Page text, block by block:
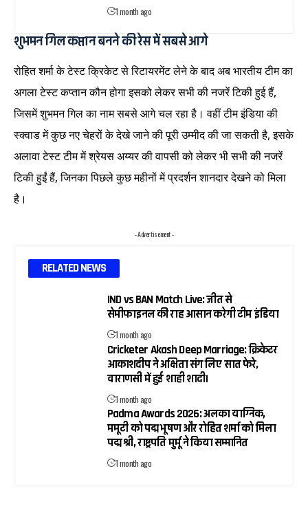
1 month ago
शुभमन गिल कप्तान बनने की रेस में सबसे आगे
रोहित शर्मा के टेस्ट क्रिकेट से रिटायरमेंट लेने के बाद अब भारतीय टीम का
अगला टेस्ट कप्तान कौन होगा इसको लेकर सभी की नजरें टिकी हुई हैं,
जिसमें शुभमन गिल का नाम सबसे आगे चल रहा है। वहीं टीम इंडिया की
स्क्वाड में कुछ नए चेहरों के देखे जाने की पूरी उम्मीद की जा सकती है, इसके
अलावा टेस्ट टीम में श्रेयस अय्यर की वापसी को लेकर भी सभी की नजरें
टिकी हुईं हैं, जिनका पिछले कुछ महीनों में प्रदर्शन शानदार देखने को मिला
है।
- Advertisement -
RELATED NEWS
IND vs BAN Match Live: जीत से
सेमीफाइनल की राह आसान करेगी टीम इंडिया
1 month ago
Cricketer Akash Deep Marriage: क्रिकेटर
आकाशदीप ने अक्षिता संग लिए सात फेरे,
वाराणसी में हुई शाही शादी।
1 month ago
Padma Awards 2026: अलका याग्निक,
ममूटी को पद्म भूषण और रोहित शर्मा को मिला
पद्म श्री, राष्ट्रपति मुर्मू ने किया सम्मानित
1 month ago